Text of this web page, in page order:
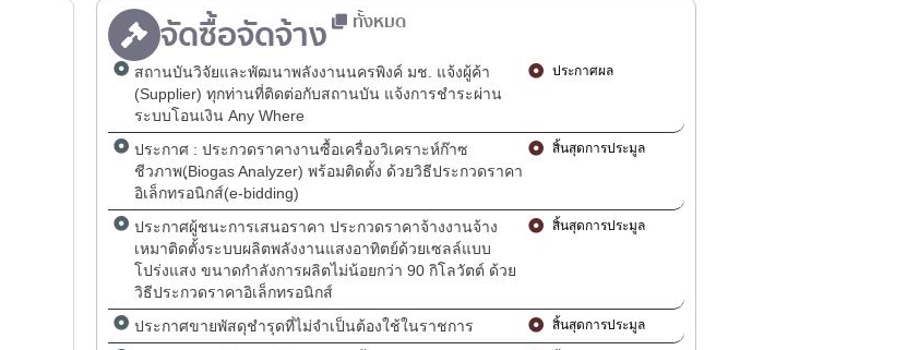
จัดซื้อจัดจ้าง ทั้งหมด
สถานบันวิจัยและพัฒนาพลังงานนครพิงค์ มช. แจ้งผู้ค้า
(Supplier) ทุกท่านที่ติดต่อกับสถานบัน แจ้งการชำระผ่าน
ระบบโอนเงิน Any Where
ประกาศผล
ประกาศ : ประกวดราคางานซื้อเครื่องวิเคราะห์ก๊าซ
ชีวภาพ(ฺBiogas Analyzer) พร้อมติดตั้ง ด้วยวิธีประกวดราคา
อิเล็กทรอนิกส์(e-bidding)
สิ้นสุดการประมูล
ประกาศผู้ชนะการเสนอราคา ประกวดราคาจ้างงานจ้าง
เหมาติดตั้งระบบผลิตพลังงานแสงอาทิตย์ด้วยเซลล์แบบ
โปร่งแสง ขนาดกำลังการผลิตไม่น้อยกว่า 90 กิโลวัตต์ ด้วย
วิธีประกวดราคาอิเล็กทรอนิกส์
สิ้นสุดการประมูล
ประกาศขายพัสดุชำรุดที่ไม่จำเป็นต้องใช้ในราชการ สิ้นสุดการประมูล